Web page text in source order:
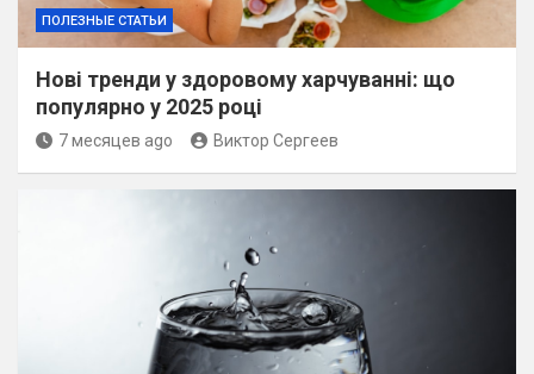
ПОЛЕЗНЫЕ СТАТЬИ
Нові тренди у здоровому харчуванні: що
популярно у 2025 році
7 месяцев ago Виктор Сергеев